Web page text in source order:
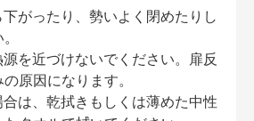
がったり、勢いよく閉めたりし
を近づけないでください。扉反
原因になります。
は、乾拭きもしくは薄めた中性